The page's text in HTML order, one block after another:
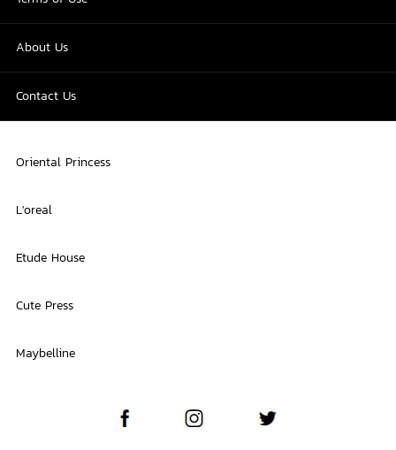
About Us
Contact Us
Oriental Princess
L'oreal
Etude House
Cute Press
Maybelline